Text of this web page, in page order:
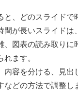
と、どのスライドで
間が長いスライドは
、図表の読み取りに
れます。
内容を分ける、見出
などの方法で調整し